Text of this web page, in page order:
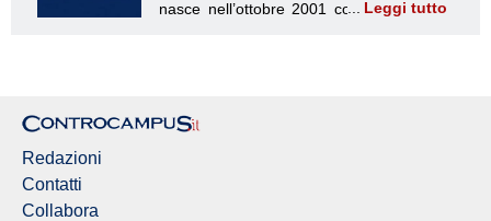
Leggi tutto
Redazioni
Contatti
Collabora